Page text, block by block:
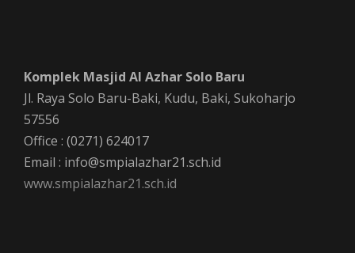
Komplek Masjid Al Azhar Solo Baru
Jl. Raya Solo Baru-Baki, Kudu, Baki, Sukoharjo
57556
Office : (0271) 624017
Email : info@smpialazhar21.sch.id
www.smpialazhar21.sch.id